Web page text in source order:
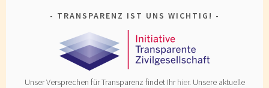
TRANSPARENZ IST UNS WICHTIG!
Unser Versprechen für Transparenz findet Ihrhier. Unsere aktuelle